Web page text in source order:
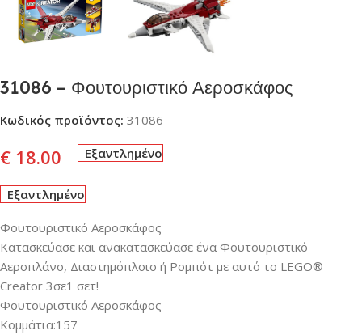
31086 – Φουτουριστικό Αεροσκάφος
Κωδικός προϊόντος: 31086
€ 18.00 Εξαντλημένο
Εξαντλημένο
Φουτουριστικό Αεροσκάφος
Κατασκεύασε και ανακατασκεύασε ένα Φουτουριστικό
Αεροπλάνο, Διαστημόπλοιο ή Ρομπότ με αυτό το LEGO®
Creator 3σε1 σετ!
Φουτουριστικό Αεροσκάφος
Κομμάτια:157